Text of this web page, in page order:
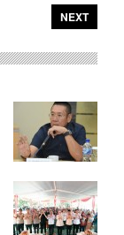
NEXT